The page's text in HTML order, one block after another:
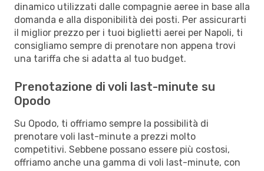
dinamico utilizzati dalle compagnie aeree in base alla
domanda e alla disponibilità dei posti. Per assicurarti
il miglior prezzo per i tuoi biglietti aerei per Napoli, ti
consigliamo sempre di prenotare non appena trovi
una tariffa che si adatta al tuo budget.
Prenotazione di voli last-minute su
Opodo
Su Opodo, ti offriamo sempre la possibilità di
prenotare voli last-minute a prezzi molto
competitivi. Sebbene possano essere più costosi,
offriamo anche una gamma di voli last-minute, con